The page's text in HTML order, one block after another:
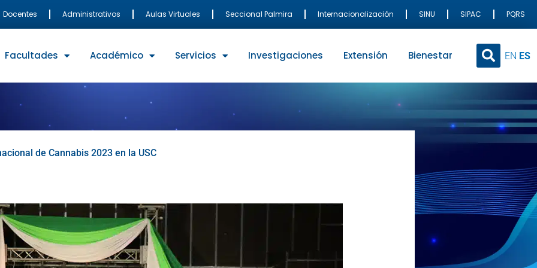
Docentes Administrativos Aulas Virtuales Seccional Palmira Internacionalización SINU SIPAC PQRS
Facultades Académico Servicios Investigaciones Extensión Bienestar EN ES
de Cannabis 2023 en la USC